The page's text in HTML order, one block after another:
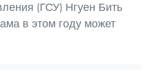
(ГСУ) Нгуен Бить
в этом году может